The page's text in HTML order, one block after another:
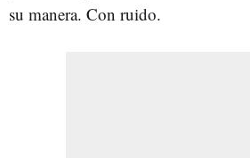
su manera. Con ruido.